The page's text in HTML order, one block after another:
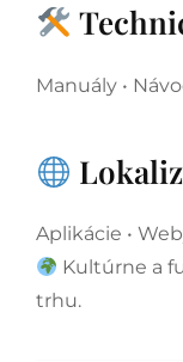
Manuály •
Aplikácie •
Kultúrne a
trhu.